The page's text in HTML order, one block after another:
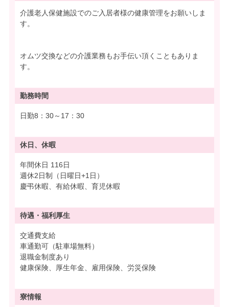
介護老人保健施設でのご入居者様の健康管理をお願いしま
す。
オムツ交換などの介護業務もお手伝い頂くこともありま
す。
勤務時間
日勤8：30～17：30
休日、休暇
年間休日 116日
週休2日制（日曜日+1日）
慶弔休暇、有給休暇、育児休暇
待遇・ 福利厚生
交通費支給
車通勤可（駐車場無料）
退職金制度あり
健康保険、厚生年金、雇用保険、労災保険
寮情報